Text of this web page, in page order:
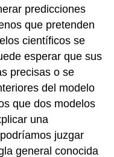
predicciones
que pretenden
científicos se
esperar que sus
precisas o se
del modelo
que dos modelos
una
juzgar
general conocida